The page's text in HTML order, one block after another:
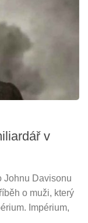
v
Johnu Davisonu
o muži, který
Impérium,